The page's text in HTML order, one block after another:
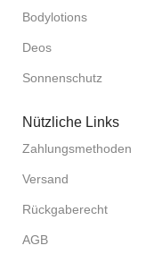
Bodylotions
Deos
Sonnenschutz
Nützliche Links
Zahlungsmethoden
Versand
Rückgaberecht
AGB